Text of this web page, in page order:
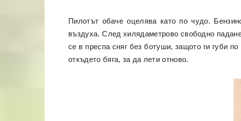
Пилотът обаче оцелява като по чудо.
въздуха. След хилядаметрово свободно
се в преспа сняг без ботуши, защото ги губи
откъдето бяга, за да лети отново.